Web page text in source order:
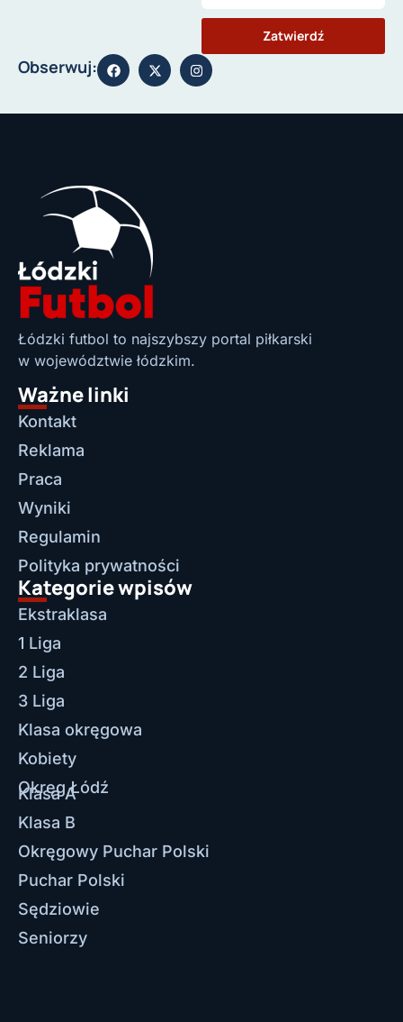
Zatwierdź
Obserwuj:
Łódzki futbol to najszybszy portal piłkarski
w województwie łódzkim.
Ważne linki
Kontakt
Reklama
Praca
Wyniki
Regulamin
Polityka prywatności
Kategorie wpisów
Ekstraklasa
1 Liga
2 Liga
3 Liga
Klasa okręgowa
Kobiety
Okręg Łódź
Klasa A
Klasa B
Okręgowy Puchar Polski
Puchar Polski
Sędziowie
Seniorzy